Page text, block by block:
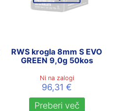
RWS krogla 8mm S EVO
GREEN 9,0g 50kos
Ni na zalogi
96,31€
Preberi več